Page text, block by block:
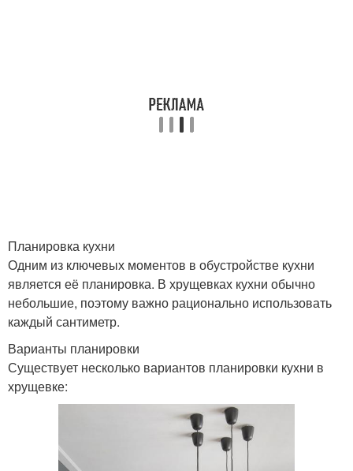
Планировка кухни
Одним из ключевых моментов в обустройстве кухни
является её планировка. В хрущевках кухни обычно
небольшие, поэтому важно рационально использовать
каждый сантиметр.
Варианты планировки
Существует несколько вариантов планировки кухни в
хрущевке: